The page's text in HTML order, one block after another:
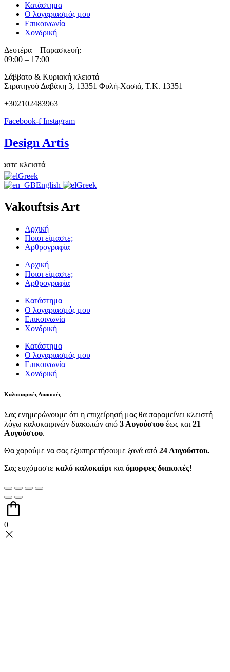
Κατάστημα
Ο λογαριασμός μου
Επικοινωνία
Χονδρική
Δευτέρα – Παρασκευή:
09:00 – 17:00
Σάββατο & Κυριακή κλειστά
Στρατηγού Δαβάκη 3, 13351 Φυλή-Χασιά, Τ.Κ. 13351
+302102483963
Facebook-f Instagram
Design Artis
κλειστά
Greek
English
Greek
Vakouftsis Art
Αρχική
Ποιοι είμαστε;
Αρθρογραφία
Αρχική
Ποιοι είμαστε;
Αρθρογραφία
Κατάστημα
Ο λογαριασμός μου
Επικοινωνία
Χονδρική
Κατάστημα
Ο λογαριασμός μου
Επικοινωνία
Χονδρική
Καλοκαιρινές Διακοπές
Σας ενημερώνουμε ότι η επιχείρησή μας θα παραμείνει κλειστή
λόγω καλοκαιρινών διακοπών από 3 Αυγούστου έως και 21
Αυγούστου.
Θα χαρούμε να σας εξυπηρετήσουμε ξανά από 24 Αυγούστου.
Σας ευχόμαστε καλό καλοκαίρι και όμορφες διακοπές!
0